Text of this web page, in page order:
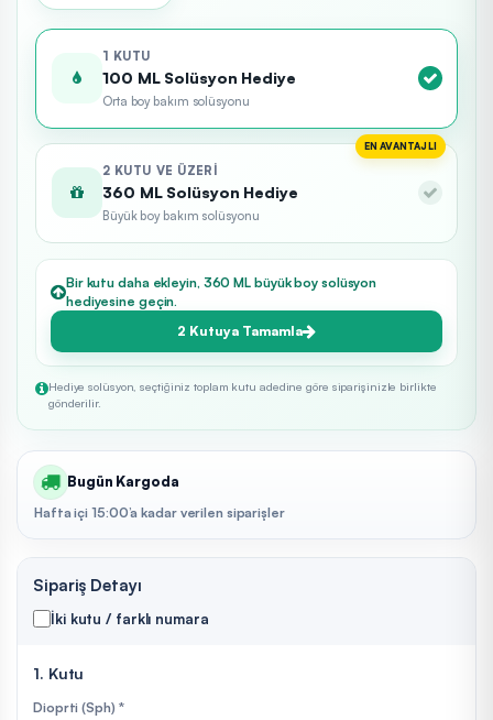
1 KUTU
100 ML Solüsyon Hediye
Orta boy bakım solüsyonu
EN AVANTAJLI
2 KUTU VE ÜZERI
360 ML Solüsyon Hediye
Büyük boy bakım solüsyonu
Bir kutu daha ekleyin, 360 ML büyük boy solüsyon
hediyesine geçin.
2 Kutuya Tamamla
Hediye solüsyon, seçtiğiniz toplam kutu adedine göre siparişinizle birlikte
gönderilir.
Bugün Kargoda
Hafta içi 15:00’a kadar verilen siparişler
Sipariş Detayı
İki kutu / farklı numara
1. Kutu
Dioprti (Sph) *